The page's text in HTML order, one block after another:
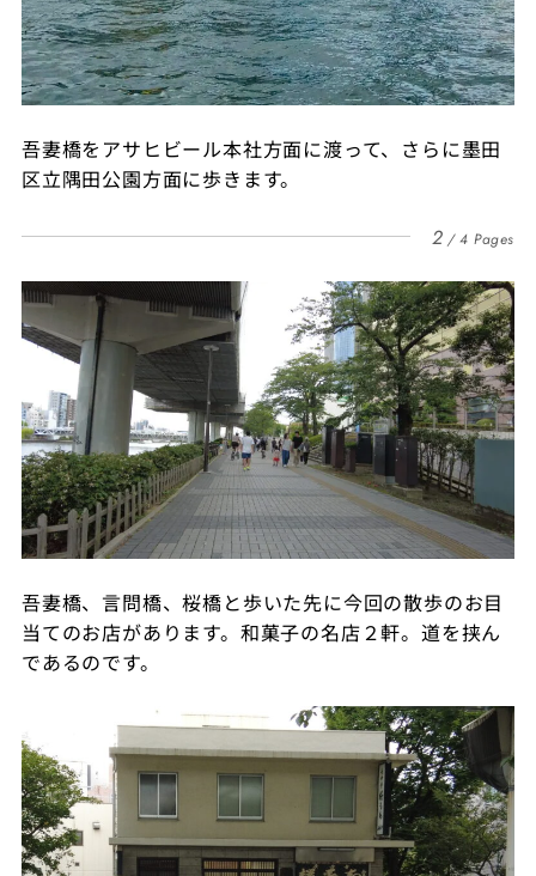
吾妻橋をアサヒビール本社方面に渡って、さらに墨田
区立隅田公園方面に歩きます。
2 4 Pages
吾妻橋、言問橋、桜橋と歩いた先に今回の散歩のお目
当てのお店があります。和菓子の名店２軒。道を挟ん
であるのです。